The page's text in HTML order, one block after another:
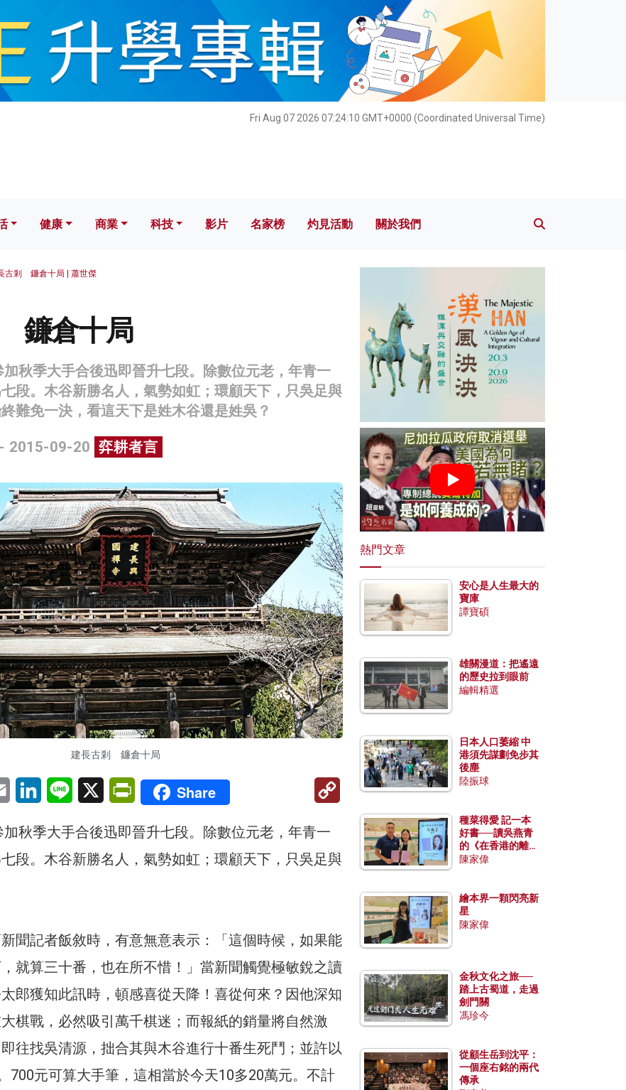
Fri Aug 07 2026 07:24:11 GMT+0000 (Coordinated Universal Time)
健康 科技 影片 名家榜 灼見活動 關於我們
健康 商業 科技 影片 名家榜 灼見活動 關於我們
古剎 鐮倉十局 | 蕭世傑
鐮倉十局
秋季大手合後迅即晉升七段。除數位元老，年青一
段。木谷新勝名人，氣勢如虹；環顧天下，只吳足與
難免一決，看這天下是姓木谷還是姓吳？
- 2015-09-20 弈耕者言
建長古剎 鐮倉十局
Email LinkedInLine X PrintFriendly
Share
Copy
Link
秋季大手合後迅即晉升七段。除數位元老，年青一
段。木谷新勝名人，氣勢如虹；環顧天下，只吳足與
聞記者飯敘時，有意無意表示：「這個時候，如果能
就算三十番，也在所不惜！」當新聞觸覺極敏銳之讀
郎獲知此訊時，頓感喜從天降！喜從何來？因他深知
棋戰，必然吸引萬千棋迷；而報紙的銷量將自然激
往找吳清源，拙合其與木谷進行十番生死鬥；並許以
700元可算大手筆，這相當於今天10多20萬元。不計
熱門文章
安心是人生最大的
寶庫
譚寶碩
雄關漫道：把遙遠
的歷史拉到眼前
編輯精選
日本人口萎縮 中
港須先謀劃免步其
後塵
陸振球
種菜得愛 記一本
好書──讀吳燕青
的《在香港的離島
種菜》
陳家偉
繪本界一顆閃亮新
星
陳家偉
金秋文化之旅──
踏上古蜀道，走過
劍門關
馮珍今
從顧生岳到沈平：
一個座右銘的兩代
傳承